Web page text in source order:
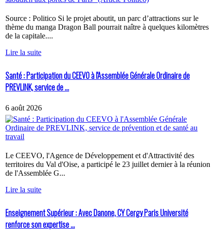
Source : Politico Si le projet aboutit, un parc d’attractions sur le
thème du manga Dragon Ball pourrait naître à quelques kilomètres
de la capitale....
Lire la suite
Santé : Participation du CEEVO à l'Assemblée Générale Ordinaire de
PREVLINK, service de ...
6 août 2026
Le CEEVO, l'Agence de Développement et d'Attractivité des
territoires du Val d'Oise, a participé le 23 juillet dernier à la réunion
de l'Assemblée G...
Lire la suite
Enseignement Supérieur : Avec Danone, CY Cergy Paris Université
renforce son expertise ...